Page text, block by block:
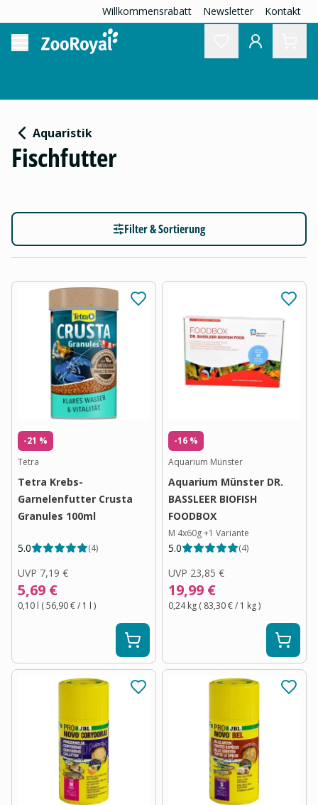
Willkommensrabatt Newsletter Kontakt
Aquaristik
Fischfutter
Filter & Sortierung
-21 %
Tetra
Tetra Krebs-
Garnelenfutter Crusta
Granules 100ml
5.0 (4)
UVP 7,19 €
5,69 €
0,10 l (56,90 €/ 1 l )
-16 %
Aquarium Münster
Aquarium Münster DR.
BASSLEER BIOFISH
FOODBOX
M 4x60g+1 Variante
5.0 (4)
UVP 23,85 €
19,99 €
0,24 kg ( 83,30 €/ 1 kg)